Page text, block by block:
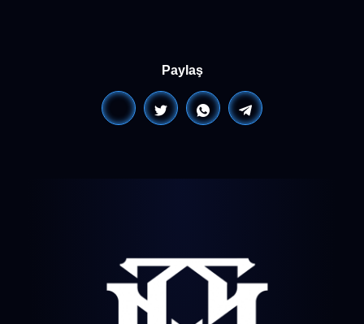
Paylaş